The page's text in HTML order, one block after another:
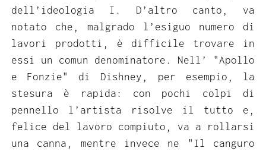
dell’ideologia I. D’altro canto, va
notato che, malgrado l’esiguo numero di
lavori prodotti, è difficile trovare in
essi un comun denominatore. Nell’ "Apollo
e Fonzie" di Dishney, per esempio, la
stesura è rapida: con pochi colpi di
pennello l’artista risolve il tutto e,
felice del lavoro compiuto, va a rollarsi
una canna, mentre invece ne "Il canguro